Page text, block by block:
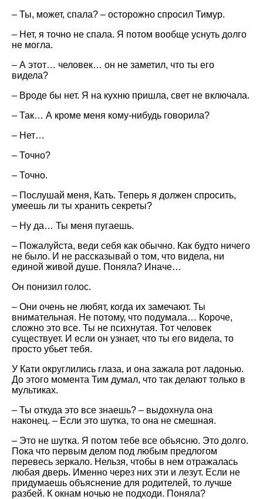
– Ты, может, спала? – осторожно спросил Тимур.
– Нет, я точно не спала. Я потом вообще уснуть долго
не могла.
– А этот… человек… он не заметил, что ты его
видела?
– Вроде бы нет. Я на кухню пришла, свет не включала.
– Так… А кроме меня кому-нибудь говорила?
– Нет…
– Точно?
– Точно.
– Послушай меня, Кать. Теперь я должен спросить,
умеешь ли ты хранить секреты?
– Ну да… Ты меня пугаешь.
– Пожалуйста, веди себя как обычно. Как будто ничего
не было. И не рассказывай о том, что видела, ни
единой живой душе. Поняла? Иначе…
Он понизил голос.
– Они очень не любят, когда их замечают. Ты
внимательная. Не потому, что подумала… Короче,
сложно это все. Ты не психнутая. Тот человек
существует. И если он узнает, что ты его видела, то
просто убьет тебя.
У Кати округлились глаза, и она зажала рот ладонью.
До этого момента Тим думал, что так делают только в
мультиках.
– Ты откуда это все знаешь? – выдохнула она
наконец. – Если это шутка, то она не смешная.
– Это не шутка. Я потом тебе все объясню. Это долго.
Пока что первым делом под любым предлогом
перевесь зеркало. Нельзя, чтобы в нем отражалась
любая дверь. Именно через них эти и лезут. Если не
придумаешь объяснение для родителей, то лучше
разбей. К окнам ночью не подходи. Поняла?